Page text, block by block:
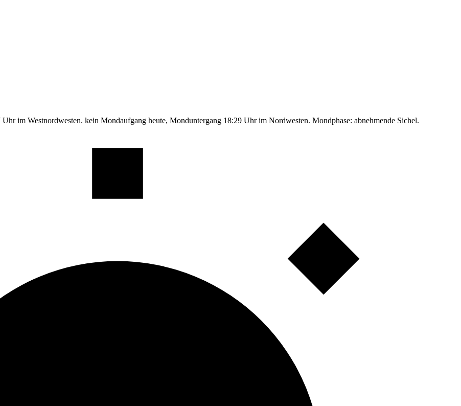
im Westnordwesten. kein Mondaufgang heute, Monduntergang 18:29 Uhr im Nordwesten. Mondphase: abnehmende Sichel.